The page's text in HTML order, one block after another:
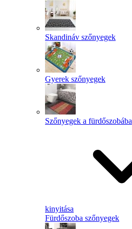
Skandináv szőnyegek
Gyerek szőnyegek
Szőnyegek a fürdőszobába
kinyitása
Fürdőszoba szőnyegek